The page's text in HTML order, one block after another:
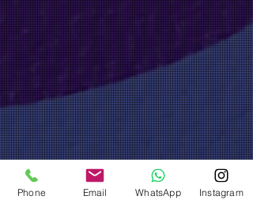
Phone Email WhatsApp Instagram